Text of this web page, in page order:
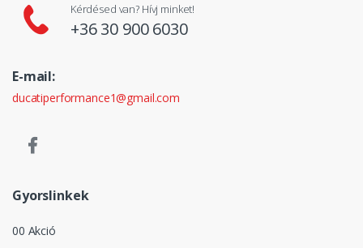
Kérdésed van? Hívj minket!
+36 30 900 6030
E-mail:
ducatiperformance1@gmail.com
Gyorslinkek
00 Akció